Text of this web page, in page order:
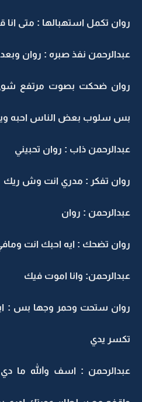
روان تكمل استهبالها : متى انا
عبدالرحمن نفذ صبره : روان وبعدين
روان ضحكت بصوت مرتفع شوي
بس سلوب بعض الناس احبه ويأثر
عبدالرحمن ذاب : روان تحبيني
روان تفكر : مدري انت وش ريك
عبدالرحمن : روان
روان تضحك : ايه احبك انت ومافي
عبدالرحمن: وانا اموت فيك
روان ستحت وحمر وجها بس : ايه
تكسر يدي
عبدالرحمن : اسف والله ما